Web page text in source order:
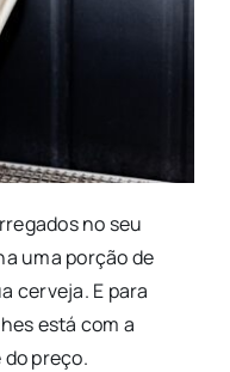
no seu
uma porção de
cerveja. E para
está com a
preço.